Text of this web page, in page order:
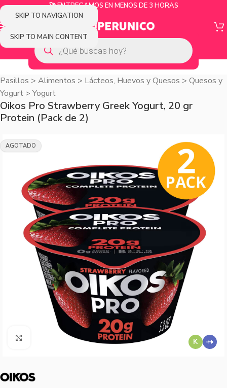
SKIP TO NAVIGATION
SKIP TO MAIN CONTENT
🚀 ENTREGAMOS EN MENOS DE 3 HORAS
Pasillos > Alimentos > Lácteos, Huevos y Quesos > Quesos y
Yogurt >Yogurt
Oikos Pro Strawberry Greek Yogurt, 20 gr
Protein (Pack de 2)
AGOTADO
K
Agrandar imagen